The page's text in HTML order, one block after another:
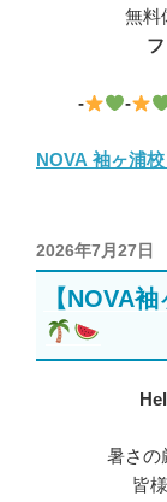
無料
-
-
NOVA 袖ヶ浦
投
稿
2026年7月27日
【NOVA
暑さの
皆